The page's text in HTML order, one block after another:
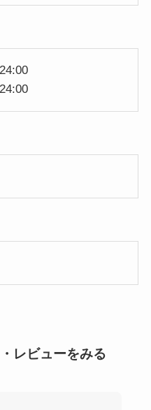
レビューをみる